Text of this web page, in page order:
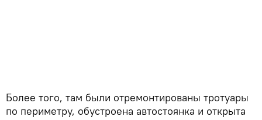
Более того, там были отремонтированы тротуары
по периметру, обустроена автостоянка и открыта